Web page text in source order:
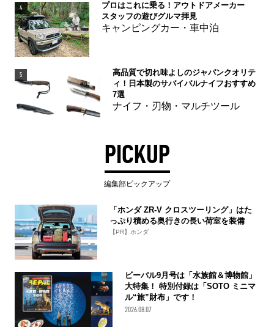
4
プロはこれに乗る！アウトドアメーカー
スタッフの遊びグルマ拝見
キャンピングカー・車中泊
5
高品質で切れ味よしのジャパンクオリテ
ィ！日本製のサバイバルナイフおすすめ
7選
ナイフ・刃物・マルチツール
PICKUP
編集部ピックアップ
「ホンダ ZR-V クロスツーリング」はた
っぷり積める奥行きの長い荷室を装備
【PR】ホンダ
ビーパル9月号は「水族館＆博物館」
大特集！ 特別付録は「SOTO ミニマ
ル“旅”財布」です！
2026.08.07